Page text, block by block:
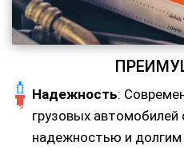
Надежность:
грузовых
надежностью и